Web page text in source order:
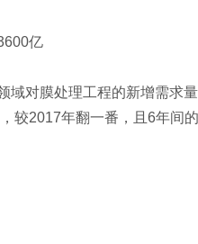
亿
对膜处理工程的新增需求
较2017年翻一番，且6年间